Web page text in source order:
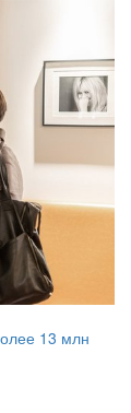
13 млн